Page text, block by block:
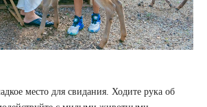
место для свидания. Ходите рука об